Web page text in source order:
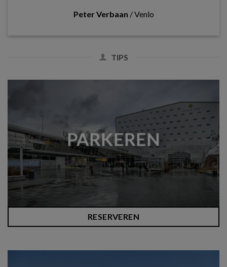
Peter Verbaan /Venlo
TIPS
PARKEREN
RESERVEREN